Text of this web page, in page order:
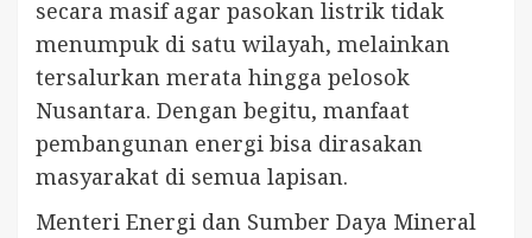
secara masif agar pasokan listrik tidak
menumpuk di satu wilayah, melainkan
tersalurkan merata hingga pelosok
Nusantara. Dengan begitu, manfaat
pembangunan energi bisa dirasakan
masyarakat di semua lapisan.
Menteri Energi dan Sumber Daya Mineral